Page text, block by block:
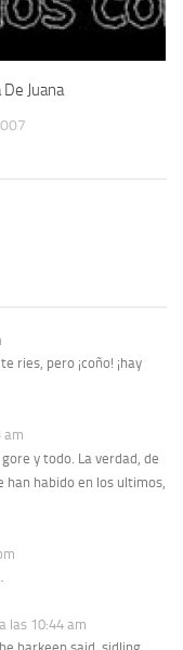
Juana
ries, pero ¡coño! ¡hay
am
y todo. La verdad, de
han habido en los ultimos,
las 10:44 am